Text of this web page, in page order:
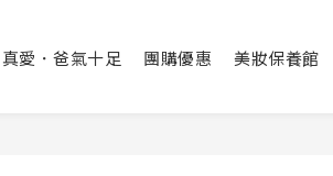
愛．爸氣十足 團購優惠 美妝保養館